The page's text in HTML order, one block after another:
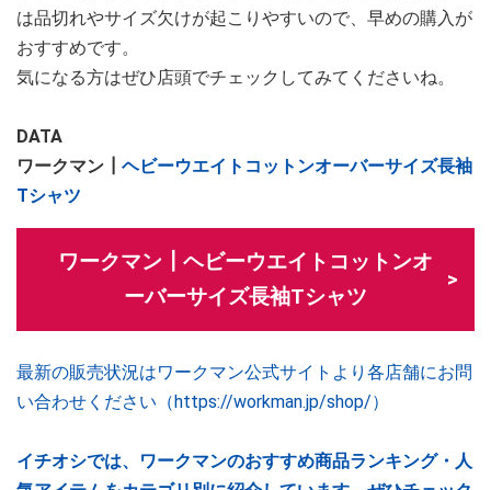
は品切れやサイズ欠けが起こりやすいので、早めの購入が
おすすめです。
気になる方はぜひ店頭でチェックしてみてくださいね。
DATA
ワークマン┃ ヘビーウエイトコットンオーバーサイズ長袖
Tシャツ
ワークマン┃ヘビーウエイトコットンオ
ーバーサイズ長袖Tシャツ
最新の販売状況はワークマン公式サイトより各店舗にお問
い合わせください（https://workman.jp/shop/）
イチオシでは、ワークマンのおすすめ商品ランキング・人